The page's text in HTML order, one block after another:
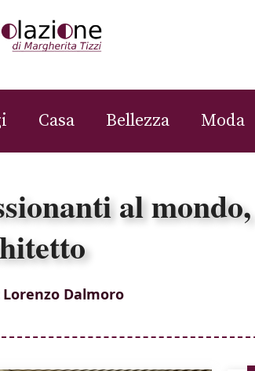
Casa Bellezza Moda
al
Lorenzo Dalmoro